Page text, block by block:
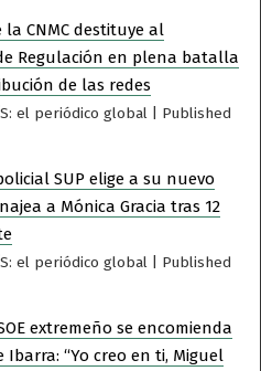
la CNMC destituye al
Regulación en plena batalla
de las redes
el periódico global
Published
SUP elige a su nuevo
a Mónica Gracia tras 12
el periódico global
Published
extremeño se encomienda
Ibarra: “Yo creo en ti, Miguel